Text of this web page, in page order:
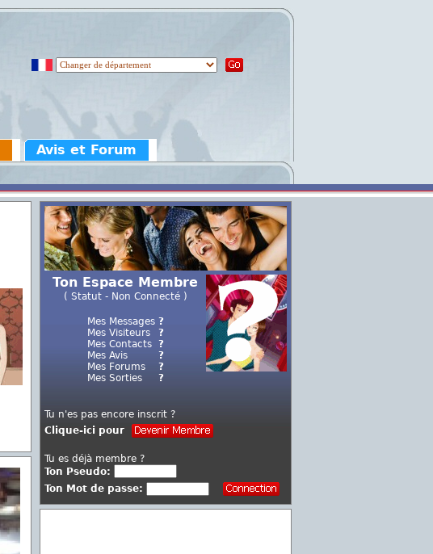
Avis et Forum
Ton Espace Membre
( Statut - Non Connecté )
Mes Messages
Mes Visiteurs
Mes Contacts
Mes Avis
Mes Forums
Mes Sorties
?
?
?
?
?
?
Tu n'es pas encore inscrit ?
Clique-ici pour
Tu es déjà membre ?
Ton Pseudo:
Ton Mot de passe: